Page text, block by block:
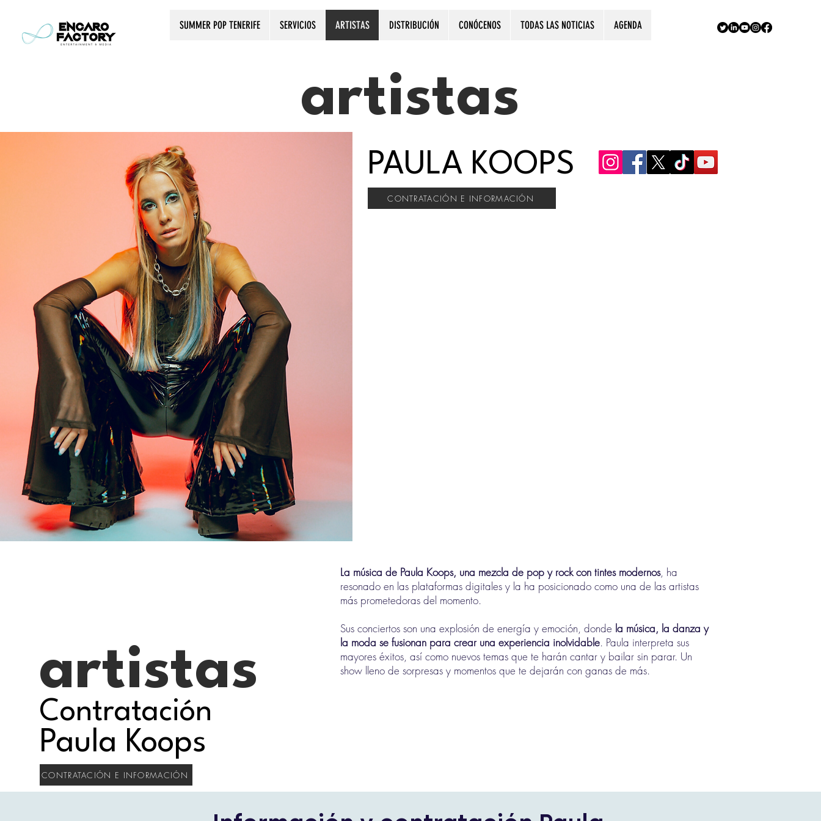
SUMMER POP TENERIFE SERVICIOS ARTISTAS DISTRIBUCIÓN CONÓCENOS TODAS LAS NOTICIAS AGENDA
artistas
PAULA KOOPS
CONTRATACIÓN E INFORMACIÓN
artistas
Contratación
Paula Koops
La música de Paula Koops, una mezcla de pop y rock con tintes modernos, ha
resonado en las plataformas digitales y la ha posicionado como una de las artistas
más prometedoras del momento.
Sus conciertos son una explosión de energía y emoción, donde la música, la danza y
la moda se fusionan para crear una experiencia inolvidable. Paula interpreta sus
mayores éxitos, así como nuevos temas que te harán cantar y bailar sin parar. Un
show lleno de sorpresas y momentos que te dejarán con ganas de más.
CONTRATACIÓN E INFORMACIÓN